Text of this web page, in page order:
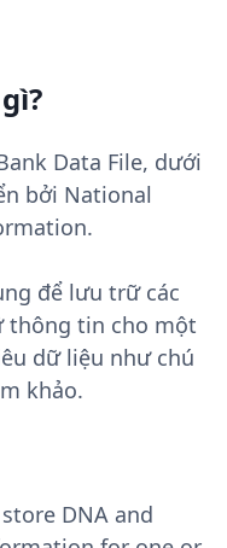
Data File, dưới
bởi National
để lưu trữ các
thông tin cho một
dữ liệu như chú
khảo.
DNA and